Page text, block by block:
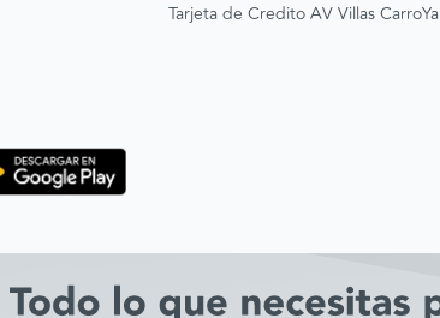
Tarjeta de Credito AV Villas CarroYa